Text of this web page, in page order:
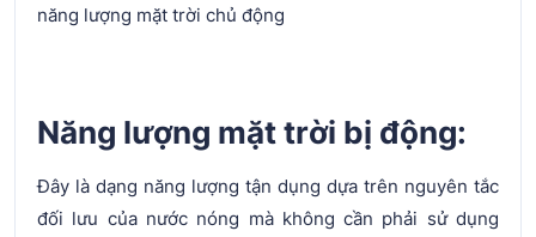
năng lượng mặt trời chủ động
Năng lượng mặt trời bị động:
Đây là dạng năng lượng tận dụng dựa trên nguyên tắc
đối lưu của nước nóng mà không cần phải sử dụng